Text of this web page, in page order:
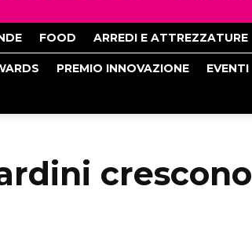
FOOD ARREDI E ATTREZZATURE
PREMIO INNOVAZIONE EVENTI
crescono